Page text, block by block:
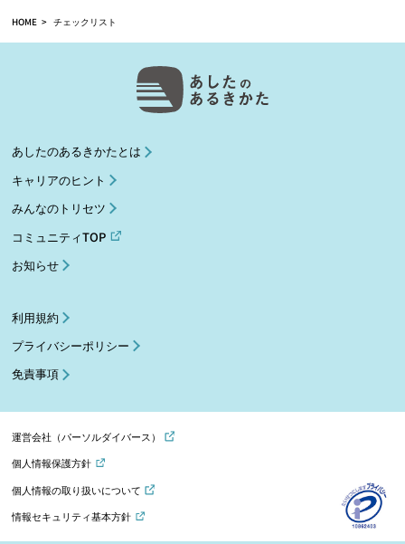
HOME チェックリスト
あしたのあるきかたとは
キャリアのヒント
みんなのトリセツ
コミュニティTOP
お知らせ
利用規約
プライバシーポリシー
免責事項
運営会社（パーソルダイバース）
個人情報保護方針
個人情報の取り扱いについて
情報セキュリティ基本方針